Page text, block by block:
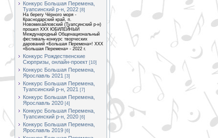
Конкурс Большая Перемена,
Туапсинский р-н, 2022 [8]
На берегу Чёрного моря -
Краснодарский край, п.
Новомихайловский (Туапсинский р-н)
прошел XXX ЮБИЛЕЙНЫЙ
Международный Общенациональный
фестиваль-конкурс творческих
дарований «Большая Перемена»! XXX
«Большая Перемена» - 2022 г.
Конкурс Рождественские
Сюрпризы, онлайн-проект [10]
Конкурс Большая Перемена,
Ярославль 2021 [3]
Конкурс Большая Перемена,
Туапсинский р-н, 2021 [7]
Конкурс Большая Перемена,
Ярославль 2020 [4]
Конкурс Большая Перемена,
Туапсинский р-н, 2020 [6]
Конкурс Большая Перемена,
Ярославль 2019 [6]